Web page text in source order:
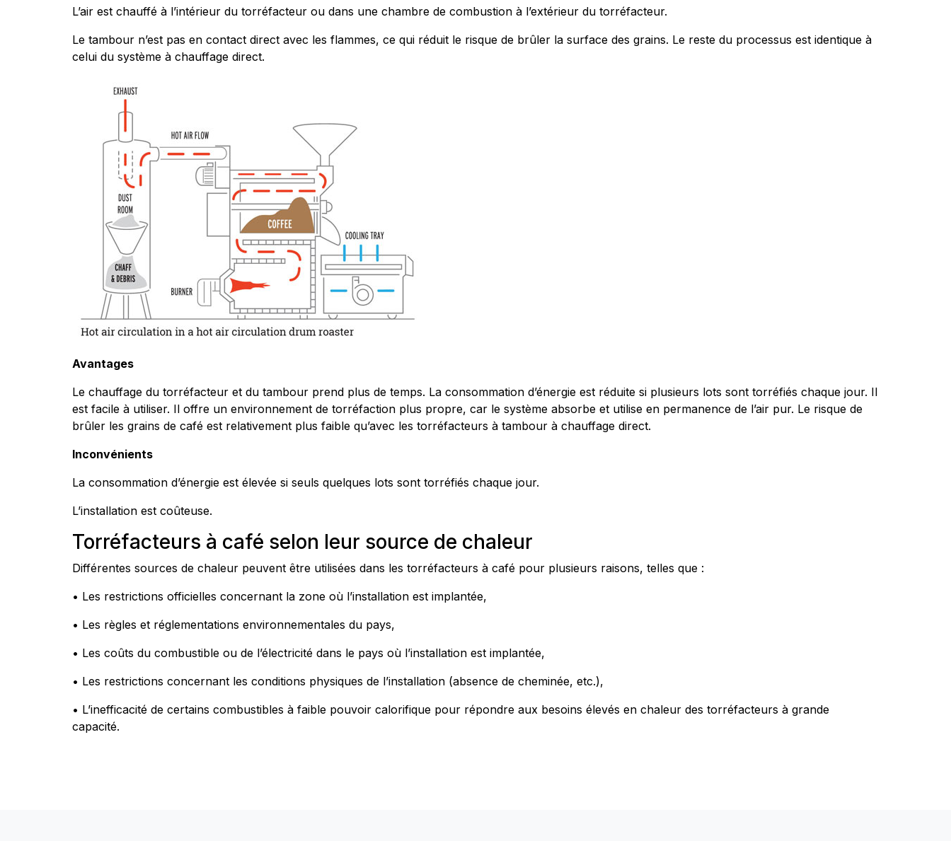
L’air est chauffé à l’intérieur du torréfacteur ou dans une chambre de combustion à l’extérieur du torréfacteur.
Le tambour n’est pas en contact direct avec les flammes, ce qui réduit le risque de brûler la surface des grains. Le reste du processus est identique à
celui du système à chauffage direct.
Avantages
Le chauffage du torréfacteur et du tambour prend plus de temps. La consommation d’énergie est réduite si plusieurs lots sont torréfiés chaque jour. Il
est facile à utiliser. Il offre un environnement de torréfaction plus propre, car le système absorbe et utilise en permanence de l’air pur. Le risque de
brûler les grains de café est relativement plus faible qu’avec les torréfacteurs à tambour à chauffage direct.
Inconvénients
La consommation d’énergie est élevée si seuls quelques lots sont torréfiés chaque jour.
L’installation est coûteuse.
Torréfacteurs à café selon leur source de chaleur
Différentes sources de chaleur peuvent être utilisées dans les torréfacteurs à café pour plusieurs raisons, telles que :
• Les restrictions officielles concernant la zone où l’installation est implantée,
• Les règles et réglementations environnementales du pays,
• Les coûts du combustible ou de l’électricité dans le pays où l’installation est implantée,
• Les restrictions concernant les conditions physiques de l’installation (absence de cheminée, etc.),
• L’inefficacité de certains combustibles à faible pouvoir calorifique pour répondre aux besoins élevés en chaleur des torréfacteurs à grande
capacité.